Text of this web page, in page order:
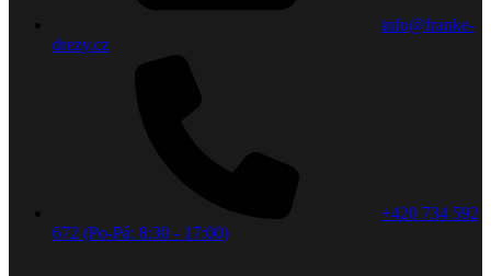
info@franke-
drezy.cz
+420 734 592
672 (Po-Pá: 8:30 - 17:00)